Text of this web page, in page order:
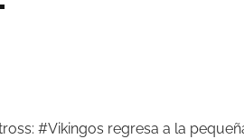
#Vikingos regresa a la